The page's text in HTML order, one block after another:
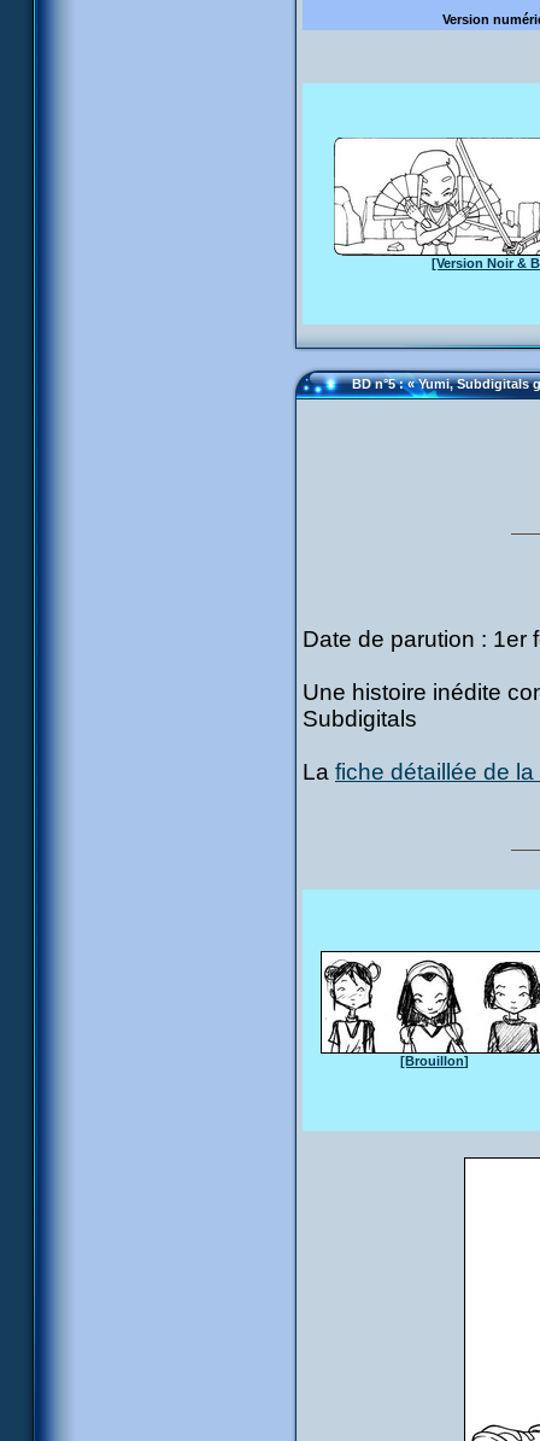
Version
[Version Noir &
BD n°5 : « Yumi, Subdigitals
Date de parution : 1er
Une histoire inédite
Subdigitals
La fiche détaillée de la
[Brouillon]